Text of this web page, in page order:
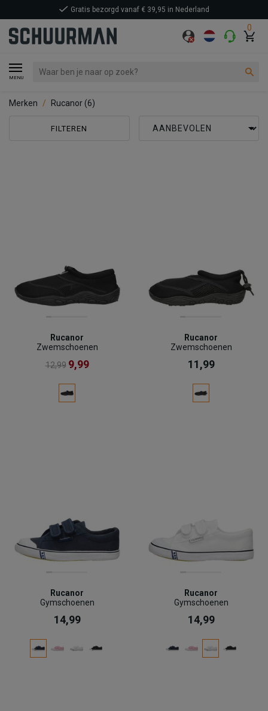
0
MENU
Gratis bezorgd vanaf € 39,95 in Nederland
Merken Rucanor(6)
FILTEREN
Rucanor
Zwemschoenen
12,99 9,99
Rucanor
Zwemschoenen
11,99
Rucanor
Gymschoenen
14,99
Rucanor
Gymschoenen
14,99